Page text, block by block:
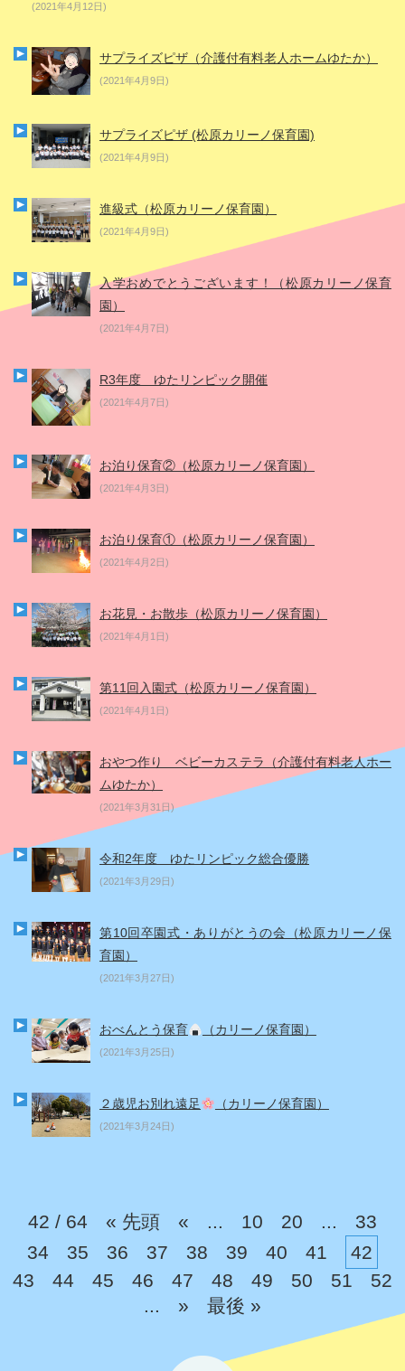
(2021年4月12日)
サプライズピザ（介護付有料老人ホームゆたか）
(2021年4月9日)
サプライズピザ (松原カリーノ保育園)
(2021年4月9日)
進級式（松原カリーノ保育園）
(2021年4月9日)
入学おめでとうございます！（松原カリーノ保育
園）
(2021年4月7日)
R3年度 ゆたリンピック開催
(2021年4月7日)
お泊り保育②（松原カリーノ保育園）
(2021年4月3日)
お泊り保育①（松原カリーノ保育園）
(2021年4月2日)
お花見・お散歩（松原カリーノ保育園）
(2021年4月1日)
第11回入園式（松原カリーノ保育園）
(2021年4月1日)
おやつ作り ベビーカステラ（介護付有料老人ホー
ムゆたか）
(2021年3月31日)
令和2年度 ゆたリンピック総合優勝
(2021年3月29日)
第10回卒園式・ありがとうの会（松原カリーノ保
育園）
(2021年3月27日)
おべんとう保育 （カリーノ保育園）
(2021年3月25日)
２歳児お別れ遠足 （カリーノ保育園）
(2021年3月24日)
42 / 64 « 先頭 « ... 10 20 ...
33
34
35 36 37 38 39 40 41
42
43
44 45 46 47 48 49 50 51
52
...
» 最後 »